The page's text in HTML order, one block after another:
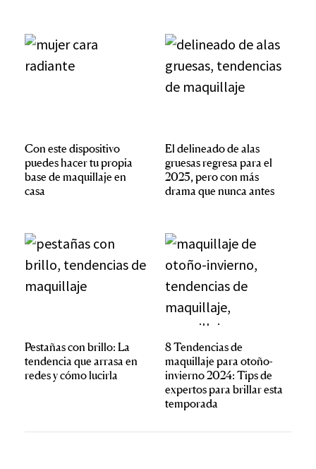
Con este dispositivo
puedes hacer tu propia
base de maquillaje en
casa
El delineado de alas
gruesas regresa para el
2025, pero con más
drama que nunca antes
Pestañas con brillo: La
tendencia que arrasa en
redes y cómo lucirla
8 Tendencias de
maquillaje para otoño-
invierno 2024: Tips de
expertos para brillar esta
temporada